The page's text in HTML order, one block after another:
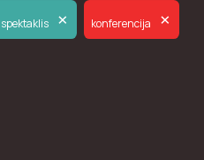
spektaklis × konferencija ×